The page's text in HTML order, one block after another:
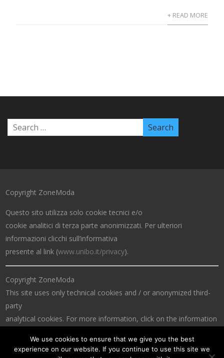
+ READ MORE
Copyright ZoneModa
Questo sito utilizza solo cookie tecnici e/o
cookie analitici di terza parte anonimizzati. Per ulteriori
informazioni clicchi sull’informativa
presente al link (www.unibo.it/privacy).
Copyright ZoneModa
This site uses only technical cookies and / or anonymized third-
party
analytical cookies. For more information, click on the information
We use cookies to ensure that we give you the best
experience on our website. If you continue to use this site we